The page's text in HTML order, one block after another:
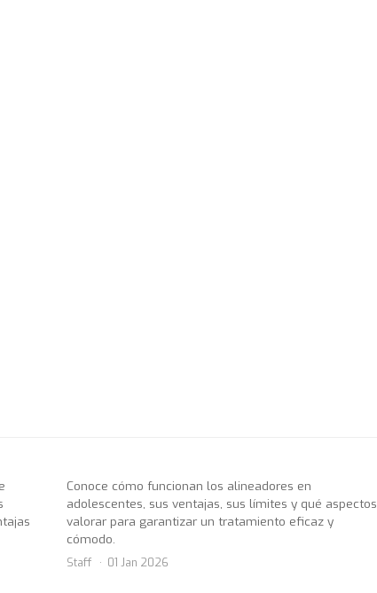
Conoce cómo funcionan los alineadores en
adolescentes, sus ventajas, sus límites y qué aspectos
valorar para garantizar un tratamiento eficaz y
cómodo.
Staff 01 Jan 2026